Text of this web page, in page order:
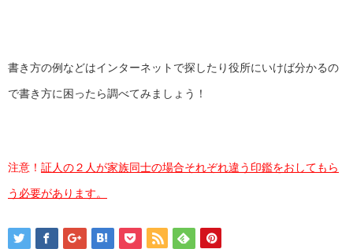
書き方の例などはインターネットで探したり役所にいけば分かるの
で書き方に困ったら調べてみましょう！
注意！ 証人の２人が家族同士の場合それぞれ違う印鑑をおしてもら
う必要があります。